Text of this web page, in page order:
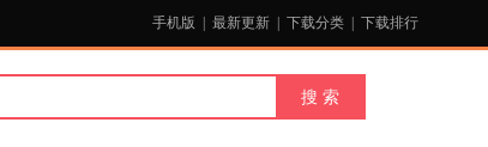
手机版 最新更新 下载分类 下载排行